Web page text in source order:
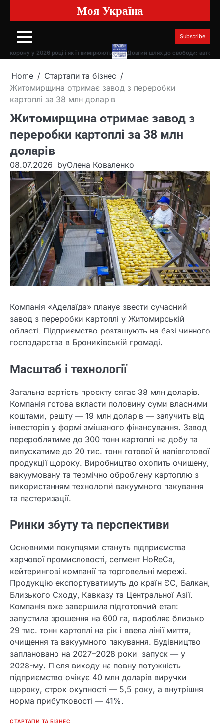
content
Моя Україна
Subscribe
у 2026 році і як її вимірюють Довгий шлях до свободи:
Home
Стартапи та бізнес
Житомирщина отримає завод з переробки
картоплі за 38 млн доларів
Житомирщина отримає завод з
переробки картоплі за 38 млн
доларів
08.07.2026 byОлена Коваленко
Компанія «Аделаїда» планує звести сучасний
завод з переробки картоплі у Житомирській
області. Підприємство розташують на базі чинного
господарства в Брониківській громаді.
Масштаб і технології
Загальна вартість проєкту сягає 38 млн доларів.
Компанія готова вкласти половину суми власними
коштами, решту — 19 млн доларів — залучить від
інвесторів у формі змішаного фінансування. Завод
перероблятиме до 300 тонн картоплі на добу та
випускатиме до 20 тис. тонн готової й напівготової
продукції щороку. Виробництво охопить очищену,
вакуумовану та термічно оброблену картоплю з
використанням технологій вакуумного пакування
та пастеризації.
Ринки збуту та перспективи
Основними покупцями стануть підприємства
харчової промисловості, сегмент HoReCa,
кейтерингові компанії та торговельні мережі.
Продукцію експортуватимуть до країн ЄС, Балкан,
Близького Сходу, Кавказу та Центральної Азії.
Компанія вже завершила підготовчий етап:
запустила зрошення на 600 га, виробляє близько
29 тис. тонн картоплі на рік і ввела лінії миття,
очищення та вакуумного пакування. Будівництво
заплановано на 2027–2028 роки, запуск — у
2028-му. Після виходу на повну потужність
підприємство очікує 40 млн доларів виручки
щороку, строк окупності — 5,5 року, а внутрішня
норма прибутковості — 41%.
СТАРТАПИ ТА БІЗНЕС